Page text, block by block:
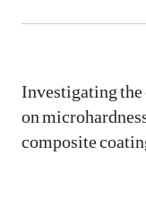
Investigating
on
composite